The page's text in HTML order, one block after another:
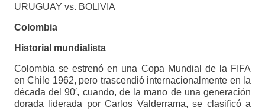
URUGUAY vs. BOLIVIA
Colombia
Historial mundialista
Colombia se estrenó en una Copa Mundial de la FIFA
en Chile 1962, pero trascendió internacionalmente en la
década del 90′, cuando, de la mano de una generación
dorada liderada por Carlos Valderrama, se clasificó a